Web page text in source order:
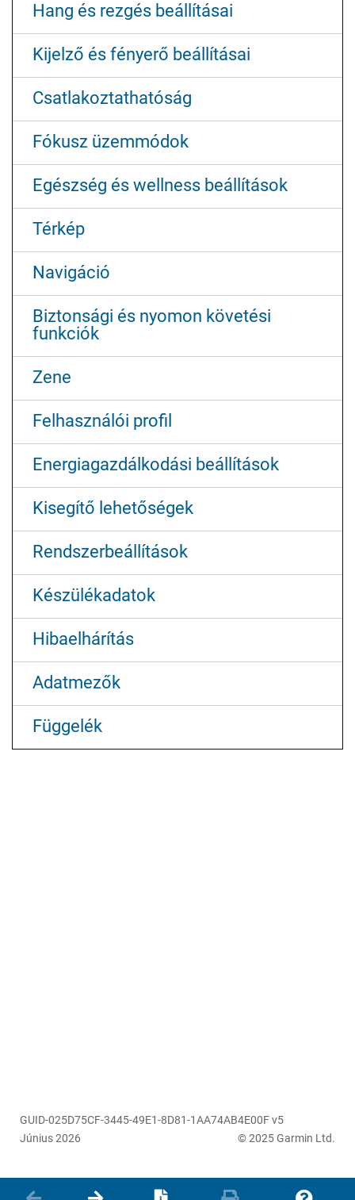
Hang és rezgés beállításai
Kijelző és fényerő beállításai
Csatlakoztathatóság
Fókusz üzemmódok
Egészség és wellness beállítások
Térkép
Navigáció
Biztonsági és nyomon követési
funkciók
Zene
Felhasz​nálói profil
Energiagazdálkodási beállítások
Kisegítő lehetőségek
Rendszerbeállítások
Készülékadatok
Hibaelhárítás
Adatmezők
Függelék
GUID-025D75CF-3445-49E1-8D81-1AA74AB4E00F v5
Június 2026
© 2025 Garmin Ltd.